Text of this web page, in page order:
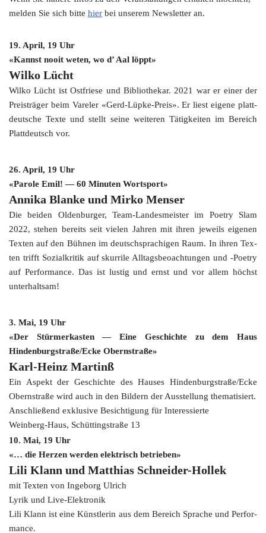
mel­den Sie sich bit­te hier bei unse­rem News­let­ter an.
19. April, 19 Uhr
«Kannst nooit weten, wo d’ Aal löppt»
Wil­ko Lücht
Wil­ko Lücht ist Ost­frie­se und Biblio­the­kar. 2021 war er einer der
Preis­trä­ger beim Vare­ler «Gerd-Lüpke-Preis». Er liest eige­ne platt­
deut­sche Tex­te und stellt sei­ne wei­te­ren Tätig­kei­ten im Bereich
Platt­deutsch vor.
26. April, 19 Uhr
«Paro­le Emil! — 60 Minu­ten Wortsport»
Anni­ka Blan­ke und Mir­ko Menser
Die bei­den Olden­bur­ger, Team-Landesmeister im Poet­ry Slam
2022, ste­hen bereits seit vie­len Jah­ren mit ihren jeweils eige­nen
Tex­ten auf den Büh­nen im deutsch­spra­chi­gen Raum. In ihren Tex­
ten trifft Sozi­al­kri­tik auf skur­ri­le All­tags­be­oach­tun­gen und ‑Poet­ry
auf Per­for­mance. Das ist lus­tig und ernst und vor allem höchst
unterhaltsam!
3. Mai, 19 Uhr
«Der Stür­mer­kas­ten — Eine Geschich­te zu dem Haus
Hindenburgstraße/Ecke Obernstraße»
Karl-Heinz Mar­tinß
Ein Aspekt der Geschich­te des Hau­ses Hindenburgstraße/Ecke
Obern­stra­ße wird auch in den Bil­dern der Aus­stel­lung the­ma­ti­siert.
Anschlie­ßend exklu­si­ve Besich­ti­gung für Inter­es­sier­te
Weinberg-Haus, Schüt­ting­stra­ße 13
10. Mai, 19 Uhr
«… die Her­zen wer­den elek­trisch betrieben»
Lili Klann und Mat­thi­as Schneider-Hollek
mit Tex­ten von Inge­borg Ulrich
Lyrik und Live-Elektronik
Lili Klann ist eine Künst­le­rin aus dem Bereich Spra­che und Per­for­
mance.